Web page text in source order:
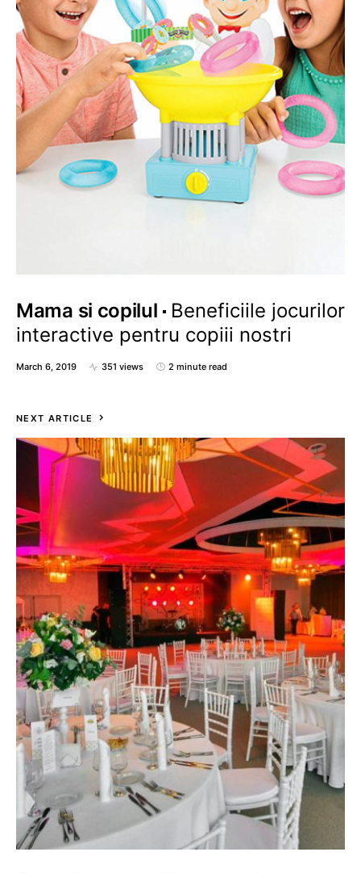
Mama si copilul
Beneficiile jocurilor
interactive pentru copiii nostri
March 6, 2019 351 views 2 minute read
NEXT ARTICLE